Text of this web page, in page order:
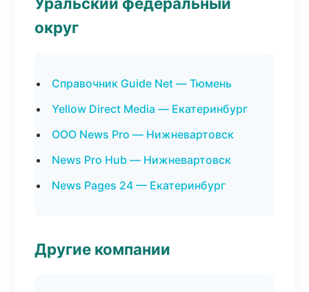
округ
Справочник Guide Net — Тюмень
Yellow Direct Media — Екатеринбург
ООО News Pro — Нижневартовск
News Pro Hub — Нижневартовск
News Pages 24 — Екатеринбург
Другие компании